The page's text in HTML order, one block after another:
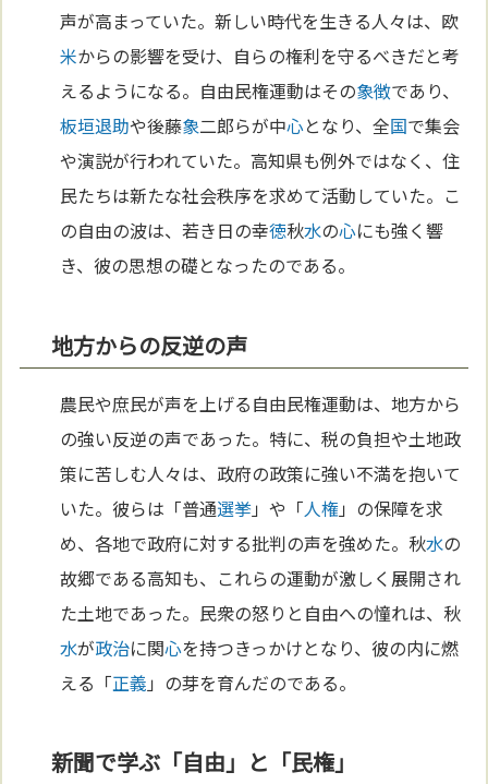
声が高まっていた。新しい時代を生きる人々は、欧
米からの影響を受け、自らの権利を守るべきだと考
えるようになる。自由民権運動はその象徴であり、
板垣退助や後藤象二郎らが中心となり、全国で集会
や演説が行われていた。高知県も例外ではなく、住
民たちは新たな社会秩序を求めて活動していた。こ
の自由の波は、若き日の幸徳秋水の心にも強く響
き、彼の思想の礎となったのである。
地方からの反逆の声
農民や庶民が声を上げる自由民権運動は、地方から
の強い反逆の声であった。特に、税の負担や土地政
策に苦しむ人々は、政府の政策に強い不満を抱いて
いた。彼らは「普通選挙」や「人権」の保障を求
め、各地で政府に対する批判の声を強めた。秋水の
故郷である高知も、これらの運動が激しく展開され
た土地であった。民衆の怒りと自由への憧れは、秋
水が政治に関心を持つきっかけとなり、彼の内に燃
える「正義 」の芽を育んだのである。
新聞で学ぶ「自由」と「民権」